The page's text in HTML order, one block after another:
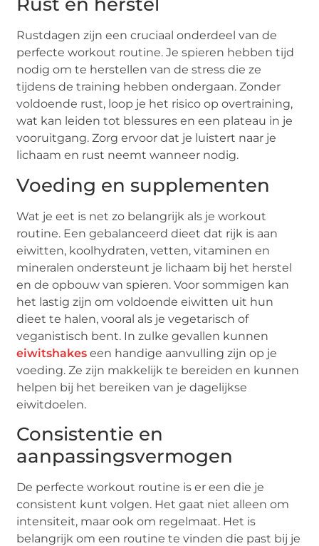
Rustdagen zijn een cruciaal onderdeel van de
perfecte workout routine. Je spieren hebben tijd
nodig om te herstellen van de stress die ze
tijdens de training hebben ondergaan. Zonder
voldoende rust, loop je het risico op overtraining,
wat kan leiden tot blessures en een plateau in je
vooruitgang. Zorg ervoor dat je luistert naar je
lichaam en rust neemt wanneer nodig.
Voeding en supplementen
Wat je eet is net zo belangrijk als je workout
routine. Een gebalanceerd dieet dat rijk is aan
eiwitten, koolhydraten, vetten, vitaminen en
mineralen ondersteunt je lichaam bij het herstel
en de opbouw van spieren. Voor sommigen kan
het lastig zijn om voldoende eiwitten uit hun
dieet te halen, vooral als je vegetarisch of
veganistisch bent. In zulke gevallen kunnen
eiwitshakes een handige aanvulling zijn op je
voeding. Ze zijn makkelijk te bereiden en kunnen
helpen bij het bereiken van je dagelijkse
eiwitdoelen.
Consistentie en
aanpassingsvermogen
De perfecte workout routine is er een die je
consistent kunt volgen. Het gaat niet alleen om
intensiteit, maar ook om regelmaat. Het is
belangrijk om een routine te vinden die past bij je